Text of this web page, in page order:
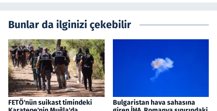
Bunlar da ilginizi çekebilir
FETÖ'nün suikast timindeki
Bulgaristan hava sahasına